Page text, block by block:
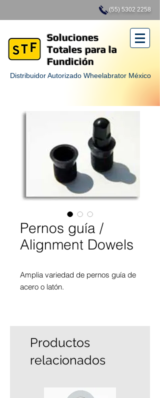
(55) 5302 2258
Distribuidor Autorizado Wheelabrator México
Soluciones
Totales para la
Fundición
Pernos guía /
Alignment Dowels
Amplia variedad de pernos guía de
acero o latón.
Productos
relacionados